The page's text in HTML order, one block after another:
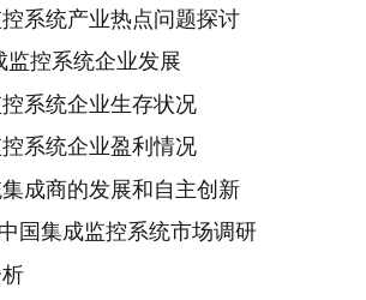
系统产业热点问题探讨
监控系统企业发展
系统企业生存状况
系统企业盈利情况
成商的发展和自主创新
国集成监控系统市场调研